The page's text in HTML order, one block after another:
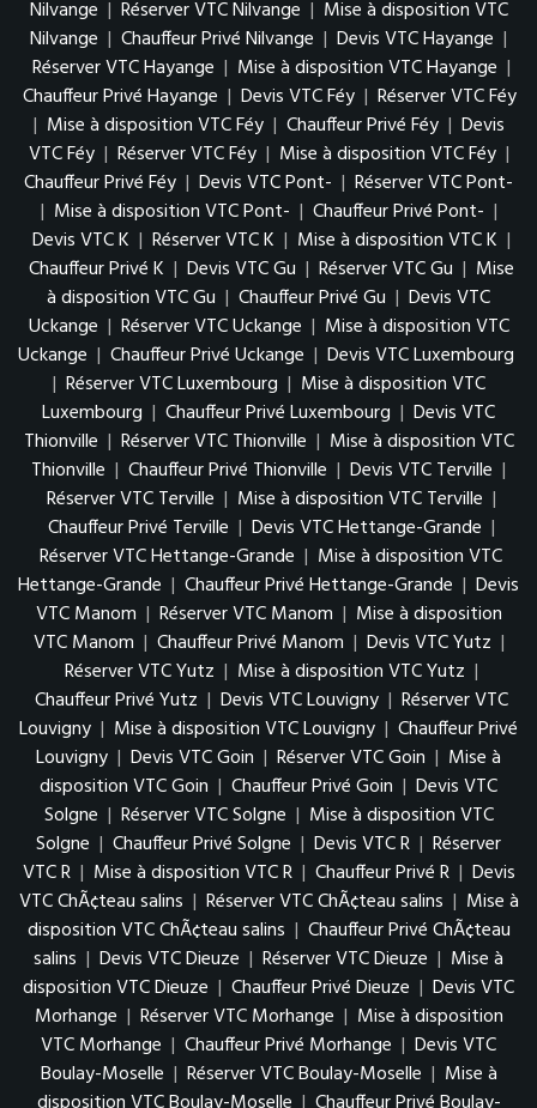
Nilvange | Réserver VTC Nilvange | Mise à disposition VTC
Nilvange | Chauffeur Privé Nilvange | Devis VTC Hayange |
Réserver VTC Hayange | Mise à disposition VTC Hayange |
Chauffeur Privé Hayange | Devis VTC Féy | Réserver VTC Féy
| Mise à disposition VTC Féy | Chauffeur Privé Féy | Devis
VTC Féy | Réserver VTC Féy | Mise à disposition VTC Féy |
Chauffeur Privé Féy | Devis VTC Pont- | Réserver VTC Pont-
| Mise à disposition VTC Pont- | Chauffeur Privé Pont- |
Devis VTC K | Réserver VTC K | Mise à disposition VTC K |
Chauffeur Privé K | Devis VTC Gu | Réserver VTC Gu | Mise
à disposition VTC Gu | Chauffeur Privé Gu | Devis VTC
Uckange | Réserver VTC Uckange | Mise à disposition VTC
Uckange | Chauffeur Privé Uckange | Devis VTC Luxembourg
| Réserver VTC Luxembourg | Mise à disposition VTC
Luxembourg | Chauffeur Privé Luxembourg | Devis VTC
Thionville | Réserver VTC Thionville | Mise à disposition VTC
Thionville | Chauffeur Privé Thionville | Devis VTC Terville |
Réserver VTC Terville | Mise à disposition VTC Terville |
Chauffeur Privé Terville | Devis VTC Hettange-Grande |
Réserver VTC Hettange-Grande | Mise à disposition VTC
Hettange-Grande | Chauffeur Privé Hettange-Grande | Devis
VTC Manom | Réserver VTC Manom | Mise à disposition
VTC Manom | Chauffeur Privé Manom | Devis VTC Yutz |
Réserver VTC Yutz | Mise à disposition VTC Yutz |
Chauffeur Privé Yutz | Devis VTC Louvigny | Réserver VTC
Louvigny | Mise à disposition VTC Louvigny | Chauffeur Privé
Louvigny | Devis VTC Goin | Réserver VTC Goin | Mise à
disposition VTC Goin | Chauffeur Privé Goin | Devis VTC
Solgne | Réserver VTC Solgne | Mise à disposition VTC
Solgne | Chauffeur Privé Solgne | Devis VTC R | Réserver
VTC R | Mise à disposition VTC R | Chauffeur Privé R | Devis
VTC ChÃ¢teau salins | Réserver VTC ChÃ¢teau salins | Mise à
disposition VTC ChÃ¢teau salins | Chauffeur Privé ChÃ¢teau
salins | Devis VTC Dieuze | Réserver VTC Dieuze | Mise à
disposition VTC Dieuze | Chauffeur Privé Dieuze | Devis VTC
Morhange | Réserver VTC Morhange | Mise à disposition
VTC Morhange | Chauffeur Privé Morhange | Devis VTC
Boulay-Moselle | Réserver VTC Boulay-Moselle | Mise à